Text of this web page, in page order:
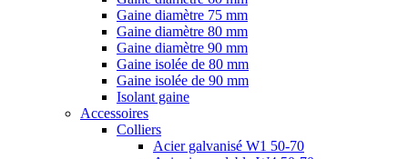
Gaine diamètre 75 mm
Gaine diamètre 80 mm
Gaine diamètre 90 mm
Gaine isolée de 80 mm
Gaine isolée de 90 mm
Isolant gaine
Accessoires
Colliers
Acier galvanisé W1 50-70